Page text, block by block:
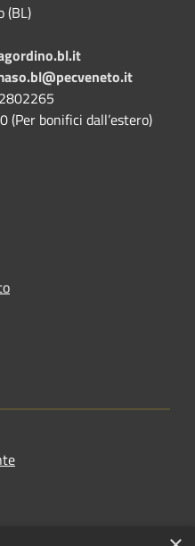
(BL)
(Per bonifici dall’estero)